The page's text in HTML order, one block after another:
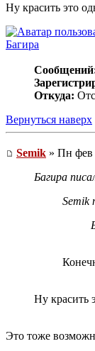
Ну красить это
Багира
Откуда:
Вернуться наверх
Semik » Пн фев
Багира
Semik
Ну красить
Это тоже